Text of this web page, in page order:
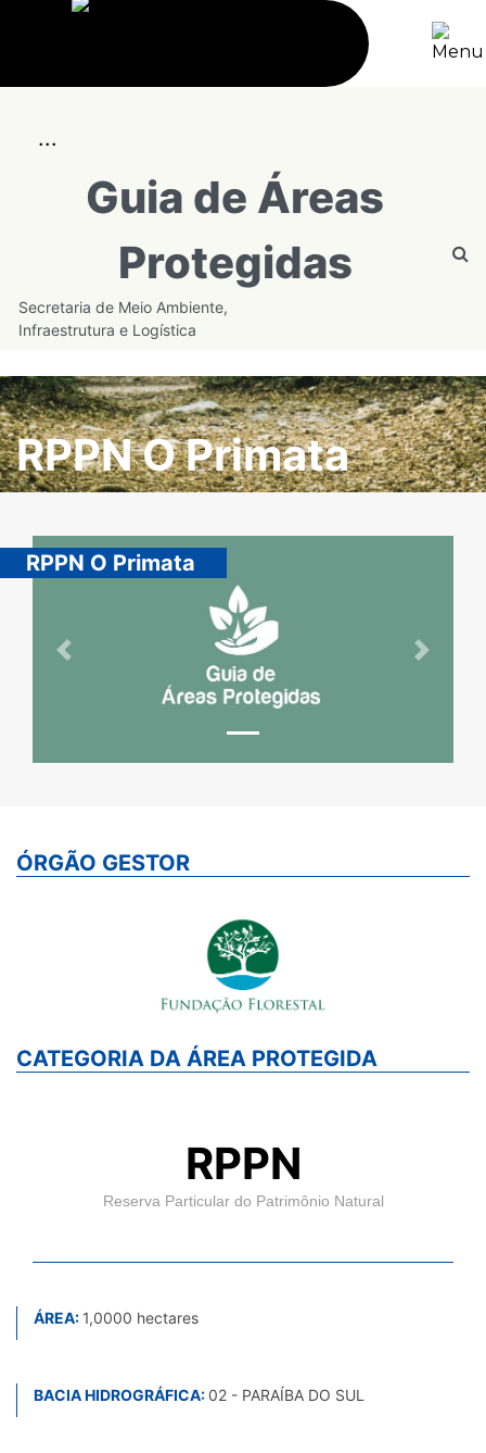
...
Guia de Áreas
Protegidas
Secretaria de Meio Ambiente,
Infraestrutura e Logística
RPPN O Primata
RPPN O Primata
Previous Next
ÓRGÃO GESTOR
CATEGORIA DA ÁREA PROTEGIDA
RPPN
Reserva Particular do Patrimônio Natural
ÁREA: 1,0000 hectares
BACIA HIDROGRÁFICA:02 - PARAÍBA DO SUL